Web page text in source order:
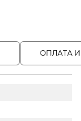
ОПЛАТА